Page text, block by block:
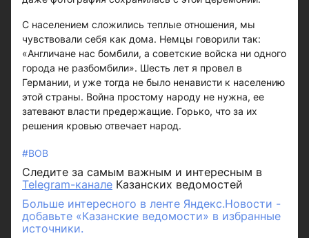
С населением сложились теплые отношения, мы
чувствовали себя как дома. Немцы говорили так:
«Англичане нас бомбили, а советские войска ни одного
города не разбомбили». Шесть лет я провел в
Германии, и уже тогда не было ненависти к населению
этой страны. Война простому народу не нужна, ее
затевают власти предержащие. Горько, что за их
решения кровью отвечает народ.
#ВОВ
Следите за самым важным и интересным в
Telegram-канале Казанских ведомостей
Больше интересного в ленте Яндекс.Новости -
добавьте «Казанские ведомости» в избранные
источники.